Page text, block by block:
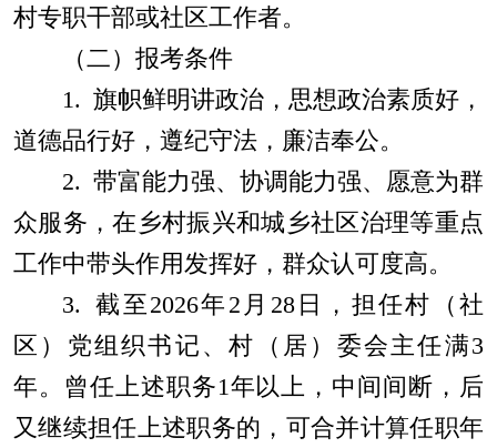
村专职干部或社区工作者。
（二）报考条件
1. 旗帜鲜明讲政治，思想政治素质好，
道德品行好，遵纪守法，廉洁奉公。
2. 带富能力强、协调能力强、愿意为群
众服务，在乡村振兴和城乡社区治理等重点
工作中带头作用发挥好，群众认可度高。
3. 截至2026年 2 月 28日，担任村（社
区）党组织书记、村（居）委会主任满3
年。曾任上述职务1年以上，中间间断，后
又继续担任上述职务的，可合并计算任职年